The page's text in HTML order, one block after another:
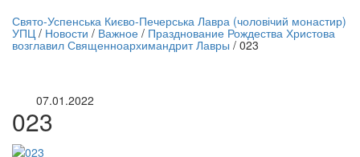
трансляция | 12 сентября
трансляции
Свято-Успенська Києво-Печерська Лавра (чоловічий монастир)
УПЦ / Новости / Важное / Празднование Рождества Христова
возглавил Священноархимандрит Лавры / 023
07.01.2022
023